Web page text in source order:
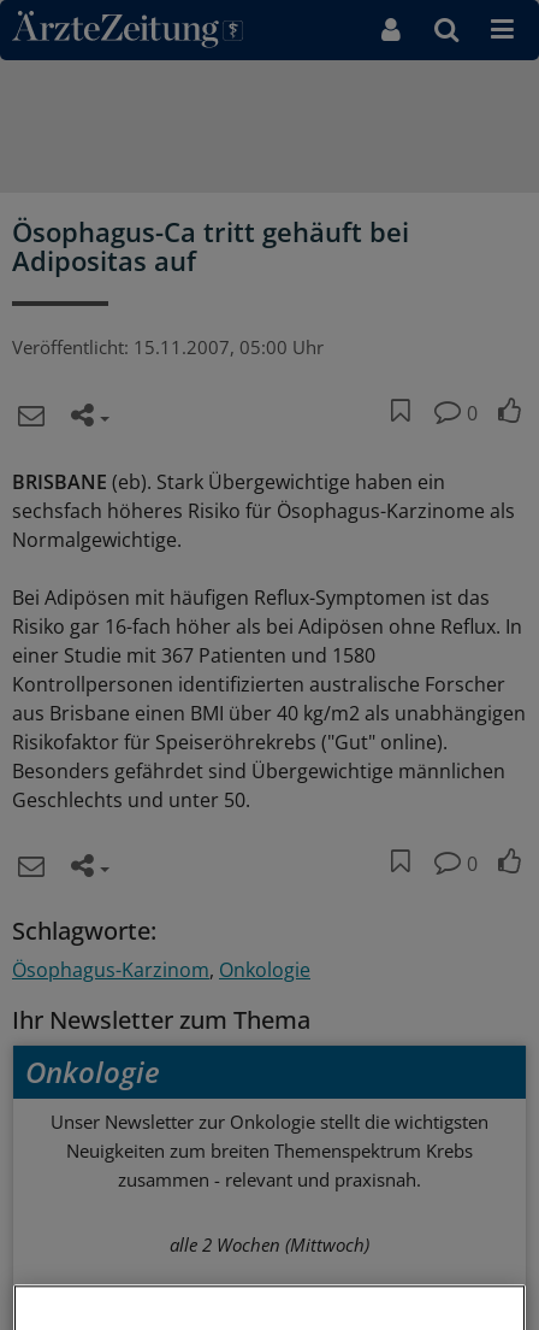
Direkt zum Inhaltsbereich
Ösophagus-Ca tritt gehäuft bei
Adipositas auf
Veröffentlicht: 15.11.2007, 05:00 Uhr
0
BRISBANE (eb). Stark Übergewichtige haben ein
sechsfach höheres Risiko für Ösophagus-Karzinome als
Normalgewichtige.
Bei Adipösen mit häufigen Reflux-Symptomen ist das
Risiko gar 16-fach höher als bei Adipösen ohne Reflux. In
einer Studie mit 367 Patienten und 1580
Kontrollpersonen identifizierten australische Forscher
aus Brisbane einen BMI über 40 kg/m2 als unabhängigen
Risikofaktor für Speiseröhrekrebs ("Gut" online).
Besonders gefährdet sind Übergewichtige männlichen
Geschlechts und unter 50.
0
Schlagworte:
Ösophagus-Karzinom Onkologie
Ihr Newsletter zum Thema
Onkologie
Unser Newsletter zur Onkologie stellt die wichtigsten
Neuigkeiten zum breiten Themenspektrum Krebs
zusammen - relevant und praxisnah.
alle 2 Wochen (Mittwoch)